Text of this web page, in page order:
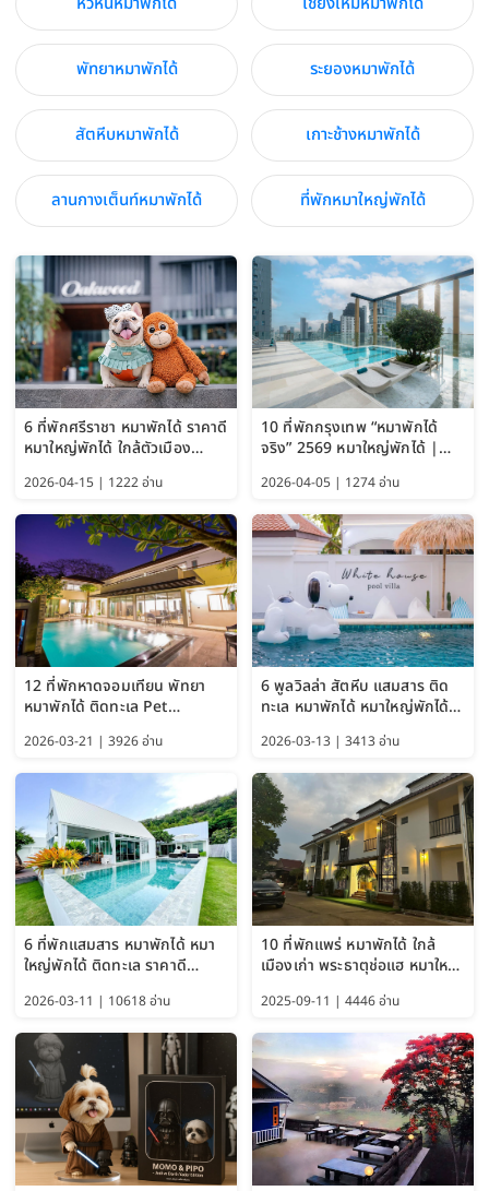
พัทยาหมาพักได้ ระยองหมาพักได้
สัตหีบหมาพักได้ เกาะช้างหมาพักได้
ลานกางเต็นท์หมาพักได้ ที่พักหมาใหญ่พักได้
6 ที่พักศรีราชา หมาพักได้ ราคาดี
หมาใหญ่พักได้ ใกล้ตัวเมือง
2026-04-15 | 1222 อ่าน
10 ที่พักกรุงเทพ “หมาพักได้
จริง” 2569 หมาใหญ่พักได้ |
Bangkok อัปเดตล่าสุด
2026-04-05 | 1274 อ่าน
12 ที่พักหาดจอมเทียน พัทยา
หมาพักได้ ติดทะเล Pet
พักได้ อัปเดต 2569
2026-03-21 | 3926 อ่าน
6 พูลวิลล่า สัตหีบ แสมสาร ติด
ทะเล หมาพักได้ หมาใหญ่พักได้
2026-03-13 | 3413 อ่าน
6 ที่พักแสมสาร หมาพักได้ หมา
ใหญ่พักได้ ติดทะเล ราคาดี
2026-03-11 | 10618 อ่าน
10 ที่พักแพร่ หมาพักได้ ใกล้
เมืองเก่า พระธาตุช่อแฮ หมาใหญ่
2025-09-11 | 4446 อ่าน